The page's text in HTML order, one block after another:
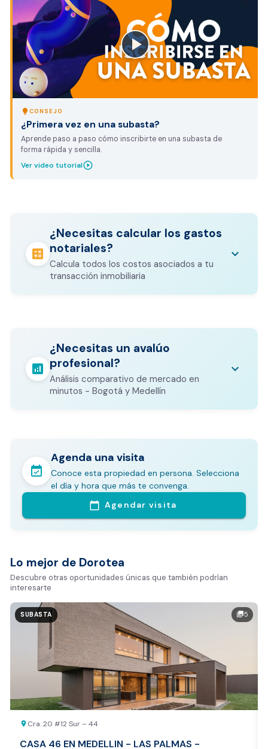
lightbulb CONSEJO
¿Primera vez en una subasta?
Aprende paso a paso cómo inscribirte en una subasta de
forma rápida y sencilla.
Ver video tutorialplay_circle_outline
calculate
¿Necesitas calcular los gastos
notariales?
Calcula todos los costos asociados a tu
transacción inmobiliaria
keyboard_arrow_down
Los gastos notariales incluyen
otros costos legales que varían según el
valor del inmueble.
CALCULADORA DE GASTOS NOTARIALES
analytics
¿Necesitas un avalúo
profesional?
Análisis comparativo de mercado en
minutos - Bogotá y Medellín
keyboard_arrow_down
En pocos minutos avalúa con este Análisis
Comparativo de Mercado (inicialmente
Bogotá y Medellín)
Análisis basado en datos reales:
Tiempo promedio de venta en la zona
Rango de precios de arriendo en el sector
Valor exclusivo para clientes de Dorotea:
20.000 COP
REALIZAR AVALÚO AHORA
event_available
Agenda una visita
Conoce esta propiedad en persona. Selecciona
el día y hora que más te convenga.
calendar_today Agendar visita
Lo mejor de Dorotea
Descubre otras oportunidades únicas que también podrían
interesarte
photo_library5
SUBASTA
location_on Cra. 20 #12 Sur – 44
CASA 46 EN MEDELLIN - LAS PALMAS -